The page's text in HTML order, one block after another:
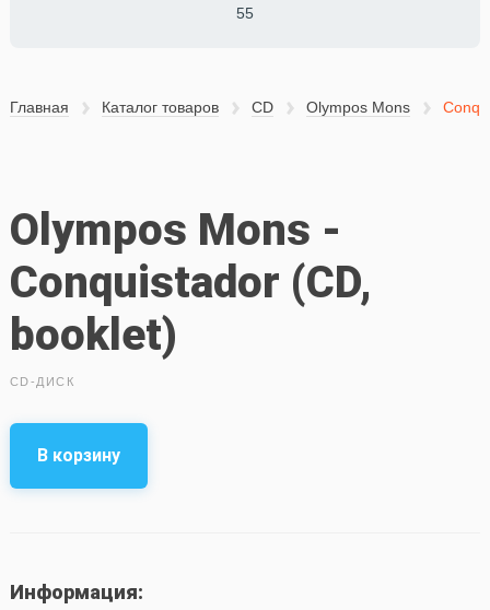
55
Главная Каталог товаров CD Olympos Mons
Olympos Mons -
Conquistador (CD,
booklet)
CD-ДИСК
В корзину
Информация: